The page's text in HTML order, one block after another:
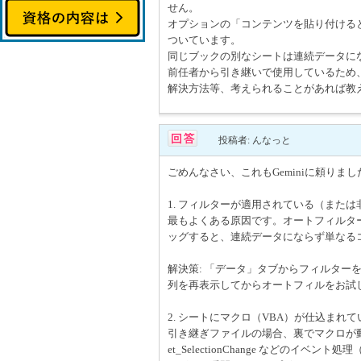
せん。
オプションの「コンテンツを貼り付け
ついています。
同じブックの別なシートは連続データに
前任者から引き継いで使用しているた
解決方法等、考えられることがあれば教
投稿者: んなっと
ごめんなさい、これもGeminiに頼りま
1. フィルターが適用されている（または
最もよくある原因です。オートフィル
ッグすると、連続データにならず単な
解決策: 「データ」タブからフィルター
列を再表示してからオートフィルをお試
2. シートにマクロ（VBA）が仕込まれて
引き継ぎファイルの場合、裏でマクロ
et_SelectionChange などのイベント処